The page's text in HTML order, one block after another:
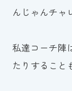
んじゃんチャ
私達コーチ陣
たりすること